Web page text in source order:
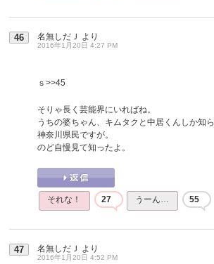
46 名無しだＪ より
2016年1月20日 4:27 PM
ｓ >>45
そりゃ長く芸能界にいればね。
うちの婆ちゃん、キムタクと中居くんしか知ら
神奈川県民ですが。
のど自慢見て知ったよ。
それな！ 27 うーん… 55
47 名無しだＪ より
2016年1月20日 4:52 PM